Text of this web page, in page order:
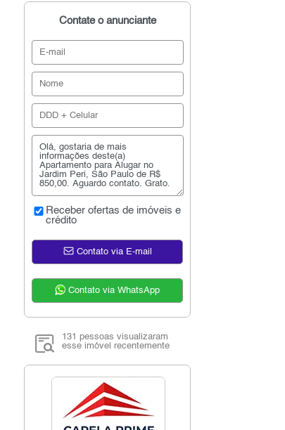
Contate o anunciante
Receber ofertas de imóveis e
crédito
Contato via E-mail
Contato via WhatsApp
131 pessoas visualizaram
esse imóvel recentemente